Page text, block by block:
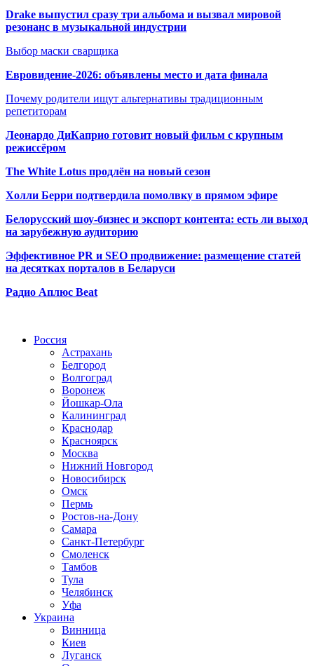
Drake выпустил сразу три альбома и вызвал мировой
резонанс в музыкальной индустрии
Выбор маски сварщика
Евровидение-2026: объявлены место и дата финала
Почему родители ищут альтернативы традиционным
репетиторам
Леонардо ДиКаприо готовит новый фильм с крупным
режиссёром
The White Lotus продлён на новый сезон
Холли Берри подтвердила помолвку в прямом эфире
Белорусский шоу-бизнес и экспорт контента: есть ли выход
на зарубежную аудиторию
Эффективное PR и SEO продвижение: размещение статей
на десятках порталов в Беларуси
Радио Аплюс Beat
Россия
Астрахань
Белгород
Волгоград
Воронеж
Йошкар-Ола
Калининград
Краснодар
Красноярск
Москва
Нижний Новгород
Новосибирск
Омск
Пермь
Ростов-на-Дону
Самара
Санкт-Петербург
Смоленск
Тамбов
Тула
Челябинск
Уфа
Украина
Винница
Киев
Луганск